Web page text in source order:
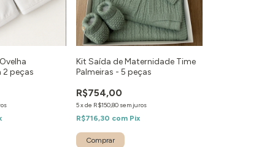
peças
Kit Saída de Maternidade Time
Palmeiras - 5 peças
R$754,00
5xde R$150,80 sem juros
R$716,30 com Pix